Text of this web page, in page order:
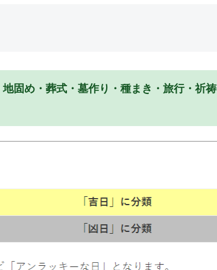
固め・葬式・墓作り・種まき・旅行・祈祷